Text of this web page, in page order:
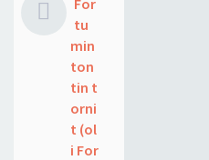
For
tu
min
ton
tin t
orni
t (ol
i For